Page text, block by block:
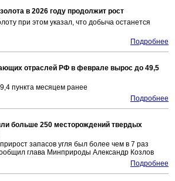
в 2026 году продолжит рост
при этом указал, что добыча останется
Подробнее
отраслей РФ в феврале вырос до 49,5
пункта месяцем ранее
Подробнее
больше 250 месторождений твердых
запасов угля был более чем в 7 раз
глава Минприроды Александр Козлов
Подробнее